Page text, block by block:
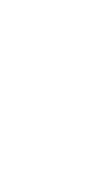
Schultern